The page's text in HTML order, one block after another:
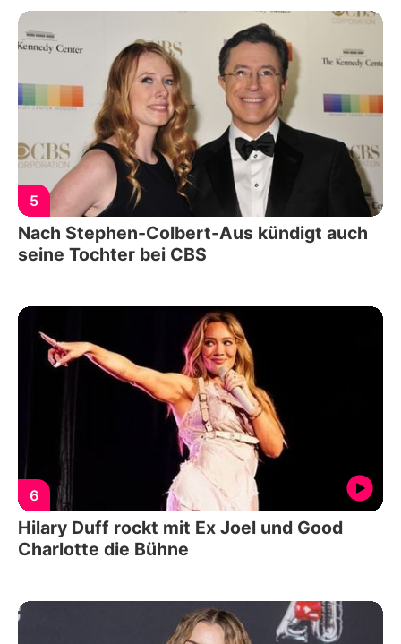
5
Nach Stephen-Colbert-Aus kündigt auch
seine Tochter bei CBS
6
Hilary Duff rockt mit Ex Joel und Good
Charlotte die Bühne